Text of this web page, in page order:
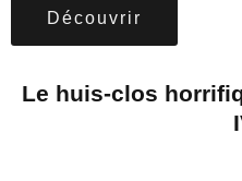
Découvrir
Le huis-clos